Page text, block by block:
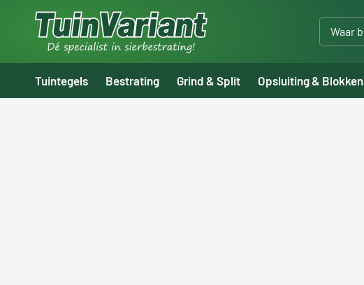
Tuintegels Bestrating Grind & Split Opsluiting & Blokken